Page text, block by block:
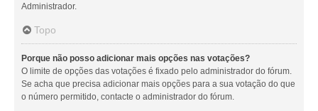
Administrador.
Topo
Porque não posso adicionar mais opções nas votações?
O limite de opções das votações é fixado pelo administrador do fórum.
Se acha que precisa adicionar mais opções para a sua votação do que
o número permitido, contacte o administrador do fórum.